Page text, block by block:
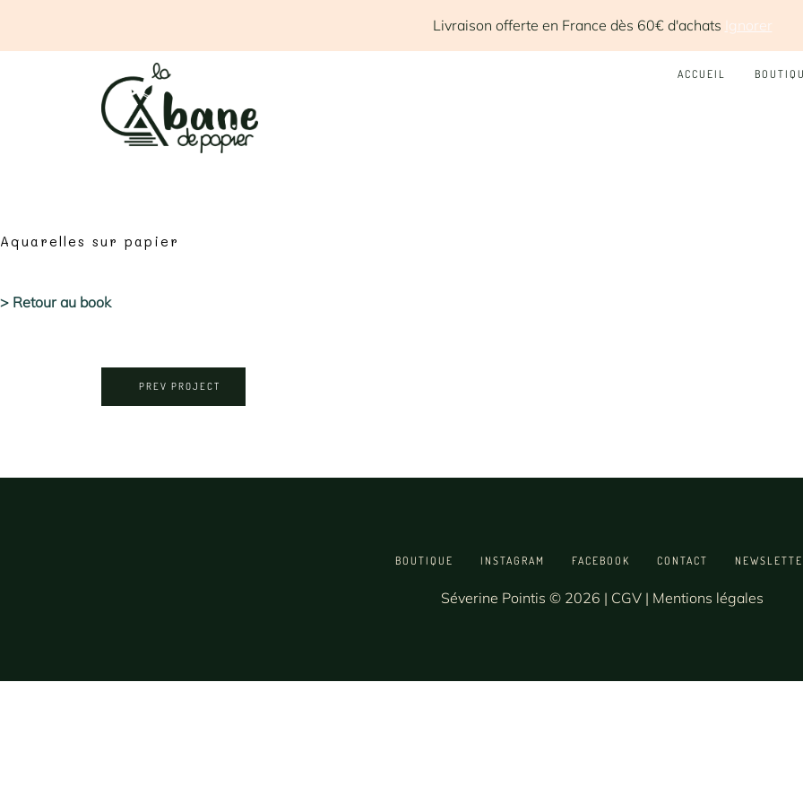
Livraison offerte en France dès 60€ d'achats Ignorer
ACCUEIL
Aquarelles sur papier
> Retour au book
PREV PROJECT
BOUTIQUE INSTAGRAM FACEBOOK CONTACT
Séverine Pointis © 2026 | CGV | Mentions légales